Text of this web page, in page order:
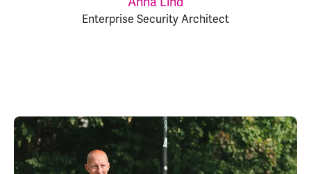
Enterprise Security Architect